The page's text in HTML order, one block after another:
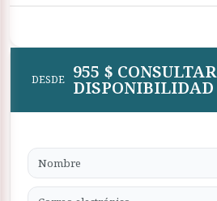
DESDE 955 $ CONSULTAR
DISPONIBILIDAD